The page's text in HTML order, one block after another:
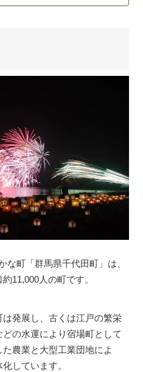
な町「群馬県千代田町」は、
11,000人の町です。
発展し、古くは江戸の繁栄
の水運により宿場町として
農業と大型工業団地によ
しています。